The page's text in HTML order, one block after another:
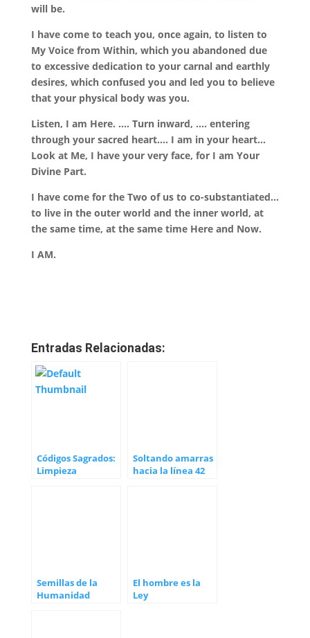
will be.
I have come to teach you, once again, to listen to
My Voice from Within, which you abandoned due
to excessive dedication to your carnal and earthly
desires, which confused you and led you to believe
that your physical body was you.
Listen, I am Here. …. Turn inward, …. entering
through your sacred heart…. I am in your heart…
Look at Me, I have your very face, for I am Your
Divine Part.
I have come for the Two of us to co-substantiated…
to live in the outer world and the inner world, at
the same time, at the same time Here and Now.
I AM.
Entradas Relacionadas:
Códigos Sagrados:
Limpieza
Soltando amarras
hacia la línea 42
Semillas de la
Humanidad
El hombre es la
Ley